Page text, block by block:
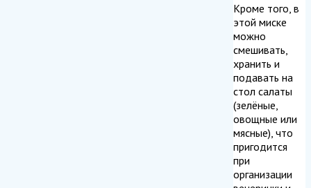
Кроме того, в
этой миске
можно
смешивать,
хранить и
подавать на
стол салаты
(зелёные,
овощные или
мясные), что
пригодится
при
организации